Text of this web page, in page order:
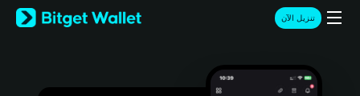
English
日本語
تنزيل الآن